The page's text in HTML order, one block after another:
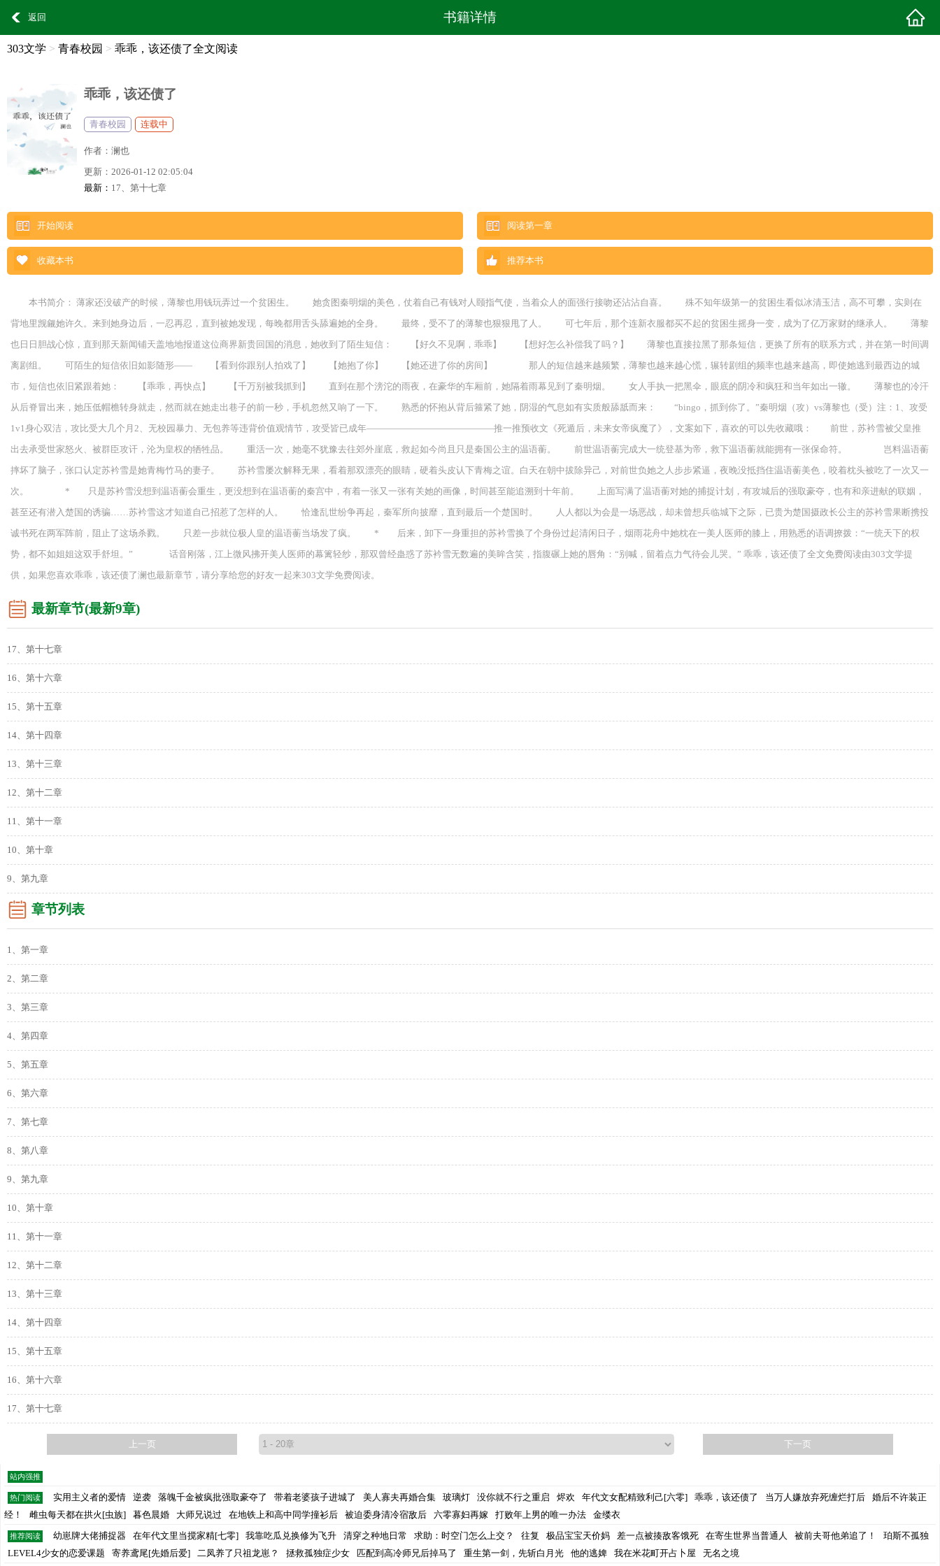
返回 书籍详情
303文学 > 青春校园 > 乖乖，该还债了全文阅读
乖乖，该还债了
青春校园 连载中
作者： 澜也
更新： 2026-01-12 02:05:04
最新： 17、第十七章
开始阅读 阅读第一章
收藏本书 推荐本书
本书简介： 薄家还没破产的时候，薄黎也用钱玩弄过一个贫困生。 她贪图秦明烟的美色，仗着自己有钱对人颐指气使，当着众人的面强行接吻还沾沾自喜。 殊不知年级第一的贫困生看似冰清玉洁，高不可攀，实则在
背地里觊觎她许久。来到她身边后，一忍再忍，直到被她发现，每晚都用舌头舔遍她的全身。 最终，受不了的薄黎也狠狠甩了人。 可七年后，那个连新衣服都买不起的贫困生摇身一变，成为了亿万家财的继承人。 薄黎
也日日胆战心惊，直到那天新闻铺天盖地地报道这位商界新贵回国的消息，她收到了陌生短信： 【好久不见啊，乖乖】 【想好怎么补偿我了吗？】 薄黎也直接拉黑了那条短信，更换了所有的联系方式，并在第一时间调
离剧组。 可陌生的短信依旧如影随形—— 【看到你跟别人拍戏了】 【她抱了你】 【她还进了你的房间】 那人的短信越来越频繁，薄黎也越来越心慌，辗转剧组的频率也越来越高，即使她逃到最西边的城
市，短信也依旧紧跟着她： 【乖乖，再快点】 【千万别被我抓到】 直到在那个滂沱的雨夜，在豪华的车厢前，她隔着雨幕见到了秦明烟。 女人手执一把黑伞，眼底的阴冷和疯狂和当年如出一辙。 薄黎也的冷汗
从后脊冒出来，她压低帽檐转身就走，然而就在她走出巷子的前一秒，手机忽然又响了一下。 熟悉的怀抱从背后箍紧了她，阴湿的气息如有实质般舔舐而来： “bingo，抓到你了。”秦明烟（攻）vs薄黎也（受）注：1、攻受
1v1身心双洁，攻比受大几个月2、无校园暴力、无包养等违背价值观情节，攻受皆已成年——————————————推一推预收文《死遁后，未来女帝疯魔了》，文案如下，喜欢的可以先收藏哦： 前世，苏衿雪被父皇推
出去承受世家怒火、被群臣攻讦，沦为皇权的牺牲品。 重活一次，她毫不犹豫去往郊外崖底，救起如今尚且只是秦国公主的温语蘅。 前世温语蘅完成大一统登基为帝，救下温语蘅就能拥有一张保命符。 岂料温语蘅
摔坏了脑子，张口认定苏衿雪是她青梅竹马的妻子。 苏衿雪屡次解释无果，看着那双漂亮的眼睛，硬着头皮认下青梅之谊。白天在朝中拔除异己，对前世负她之人步步紧逼，夜晚没抵挡住温语蘅美色，咬着枕头被吃了一次又一
次。 * 只是苏衿雪没想到温语蘅会重生，更没想到在温语蘅的秦宫中，有着一张又一张有关她的画像，时间甚至能追溯到十年前。 上面写满了温语蘅对她的捕捉计划，有攻城后的强取豪夺，也有和亲进献的联姻，
甚至还有潜入楚国的诱骗……苏衿雪这才知道自己招惹了怎样的人。 恰逢乱世纷争再起，秦军所向披靡，直到最后一个楚国时。 人人都以为会是一场恶战，却未曾想兵临城下之际，已贵为楚国摄政长公主的苏衿雪果断携投
诚书死在两军阵前，阻止了这场杀戮。 只差一步就位极人皇的温语蘅当场发了疯。 * 后来，卸下一身重担的苏衿雪换了个身份过起清闲日子，烟雨花舟中她枕在一美人医师的膝上，用熟悉的语调撩拨：“一统天下的权
势，都不如姐姐这双手舒坦。” 话音刚落，江上微风拂开美人医师的幕篱轻纱，那双曾经蛊惑了苏衿雪无数遍的美眸含笑，指腹碾上她的唇角：“别喊，留着点力气待会儿哭。” 乖乖，该还债了全文免费阅读由303文学提
供，如果您喜欢乖乖，该还债了澜也最新章节，请分享给您的好友一起来303文学免费阅读。
最新章节(最新9章)
17、第十七章
16、第十六章
15、第十五章
14、第十四章
13、第十三章
12、第十二章
11、第十一章
10、第十章
9、第九章
章节列表
1、第一章
2、第二章
3、第三章
4、第四章
5、第五章
6、第六章
7、第七章
8、第八章
9、第九章
10、第十章
11、第十一章
12、第十二章
13、第十三章
14、第十四章
15、第十五章
16、第十六章
17、第十七章
上一页 下一页
站内强推
热门阅读 实用主义者的爱情 逆袭 落魄千金被疯批强取豪夺了 带着老婆孩子进城了 美人寡夫再婚合集 玻璃灯 没你就不行之重启 烬欢 年代文女配精致利己[六零] 乖乖，该还债了 当万人嫌放弃死缠烂打后
婚后不许装正
经！
雌虫每天都在拱火[虫族] 暮色晨婚 大师兄说过 在地铁上和高中同学撞衫后 被迫委身清冷宿敌后 六零寡妇再嫁 打败年上男的唯一办法 金缕衣
推荐阅读 幼崽牌大佬捕捉器 在年代文里当搅家精[七零] 我靠吃瓜兑换修为飞升 清穿之种地日常 求助：时空门怎么上交？ 往复 极品宝宝天价妈 差一点被揍敌客饿死 在寄生世界当普通人 被前夫哥他弟追了！
珀斯不孤独
LEVEL4少女的恋爱课题
寄养鸢尾[先婚后爱] 二凤养了只祖龙崽？ 拯救孤独症少女 匹配到高冷师兄后掉马了 重生第一剑，先斩白月光 他的逃婢 我在米花町开占卜屋 无名之境